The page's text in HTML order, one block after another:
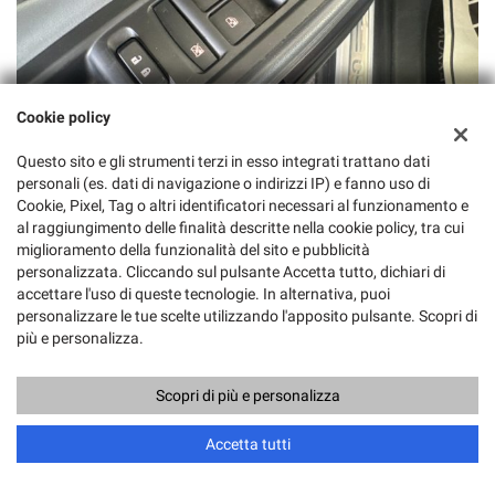
CONTATTACI
PERMUTA
RICHIEDI TEST DRIVE
I campi contrassegnati con * sono obbligatori.
Servizio clienti
+39 081 330 61 85
Cookie policy
Questo sito e gli strumenti terzi in esso integrati trattano dati
personali (es. dati di navigazione o indirizzi IP) e fanno uso di
Cookie, Pixel, Tag o altri identificatori necessari al funzionamento e
al raggiungimento delle finalità descritte nella cookie policy, tra cui
miglioramento della funzionalità del sito e pubblicità
personalizzata. Cliccando sul pulsante Accetta tutto, dichiari di
accettare l'uso di queste tecnologie. In alternativa, puoi
personalizzare le tue scelte utilizzando l'apposito pulsante. Scopri di
più e personalizza.
Scopri di più e personalizza
Accetta tutti